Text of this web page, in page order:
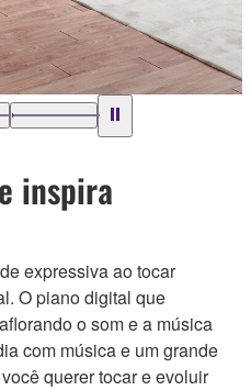
inspira
expressiva ao tocar
O piano digital que
o som e a música
com música e um grande
querer tocar e evoluir